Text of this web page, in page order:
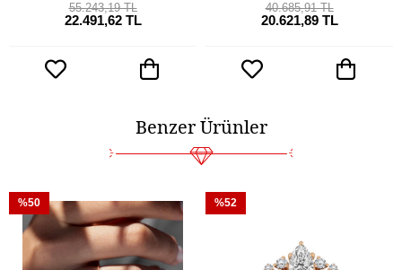
22.491,62 TL
55.243,19 TL
20.621,89 TL
40.685,91 TL
Benzer Ürünler
%50 %52